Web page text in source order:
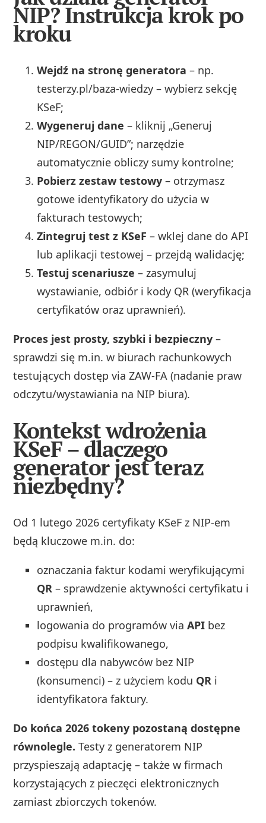
NIP? Instrukcja krok po
kroku
Wejdź na stronę generatora – np.
testerzy.pl/baza‑wiedzy – wybierz sekcję
KSeF;
Wygeneruj dane – kliknij „Generuj
NIP/REGON/GUID”; narzędzie
automatycznie obliczy sumy kontrolne;
Pobierz zestaw testowy – otrzymasz
gotowe identyfikatory do użycia w
fakturach testowych;
Zintegruj test z KSeF – wklej dane do API
lub aplikacji testowej – przejdą walidację;
Testuj scenariusze – zasymuluj
wystawianie, odbiór i kody QR (weryfikacja
certyfikatów oraz uprawnień).
Proces jest prosty, szybki i bezpieczny –
sprawdzi się m.in. w biurach rachunkowych
testujących dostęp via ZAW‑FA (nadanie praw
odczytu/wystawiania na NIP biura).
Kontekst wdrożenia
KSeF – dlaczego
generator jest teraz
niezbędny?
Od 1 lutego 2026 certyfikaty KSeF z NIP‑em
będą kluczowe m.in. do:
oznaczania faktur kodami weryfikującymi
QR – sprawdzenie aktywności certyfikatu i
uprawnień,
logowania do programów viaAPI bez
podpisu kwalifikowanego,
dostępu dla nabywców bez NIP
(konsumenci) – z użyciem kodu QR i
identyfikatora faktury.
Do końca 2026 tokeny pozostaną dostępne
równolegle. Testy z generatorem NIP
przyspieszają adaptację – także w firmach
korzystających z pieczęci elektronicznych
zamiast zbiorczych tokenów.